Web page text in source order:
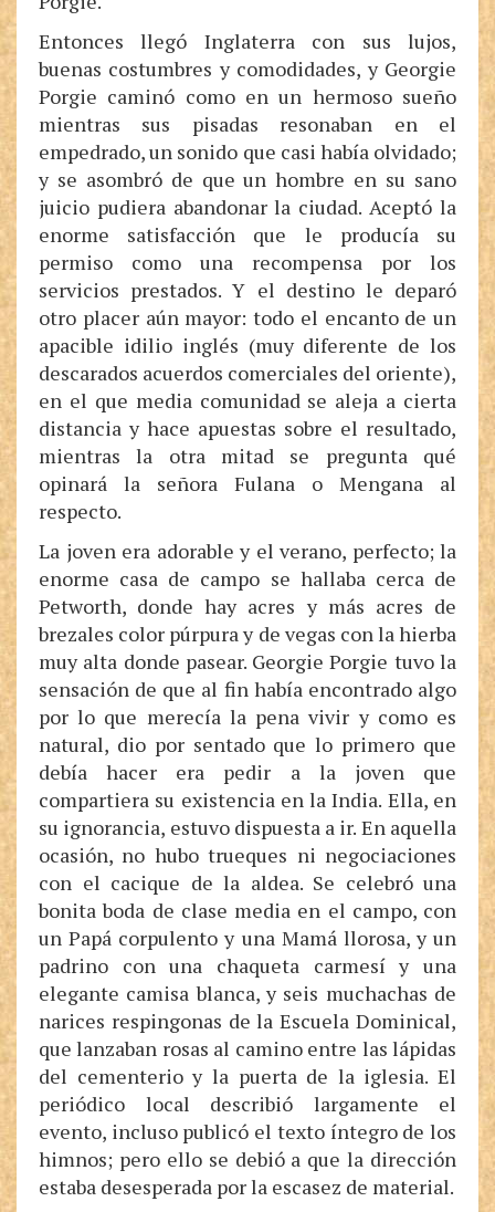
Entonces llegó Inglaterra con sus lujos,
buenas costumbres y comodidades, y Georgie
Porgie caminó como en un hermoso sueño
mientras sus pisadas resonaban en el
empedrado, un sonido que casi había olvidado;
y se asombró de que un hombre en su sano
juicio pudiera abandonar la ciudad. Aceptó la
enorme satisfacción que le producía su
permiso como una recompensa por los
servicios prestados. Y el destino le deparó
otro placer aún mayor: todo el encanto de un
apacible idilio inglés (muy diferente de los
descarados acuerdos comerciales del oriente),
en el que media comunidad se aleja a cierta
distancia y hace apuestas sobre el resultado,
mientras la otra mitad se pregunta qué
opinará la señora Fulana o Mengana al
respecto.
La joven era adorable y el verano, perfecto; la
enorme casa de campo se hallaba cerca de
Petworth, donde hay acres y más acres de
brezales color púrpura y de vegas con la hierba
muy alta donde pasear. Georgie Porgie tuvo la
sensación de que al fin había encontrado algo
por lo que merecía la pena vivir y como es
natural, dio por sentado que lo primero que
debía hacer era pedir a la joven que
compartiera su existencia en la India. Ella, en
su ignorancia, estuvo dispuesta a ir. En aquella
ocasión, no hubo trueques ni negociaciones
con el cacique de la aldea. Se celebró una
bonita boda de clase media en el campo, con
un Papá corpulento y una Mamá llorosa, y un
padrino con una chaqueta carmesí y una
elegante camisa blanca, y seis muchachas de
narices respingonas de la Escuela Dominical,
que lanzaban rosas al camino entre las lápidas
del cementerio y la puerta de la iglesia. El
periódico local describió largamente el
evento, incluso publicó el texto íntegro de los
himnos; pero ello se debió a que la dirección
estaba desesperada por la escasez de material.